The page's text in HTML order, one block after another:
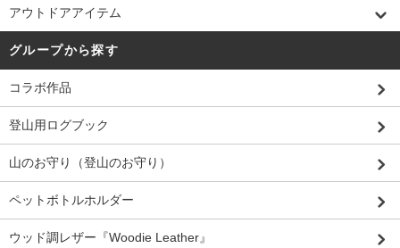
アウトドアアイテム
グループから探す
コラボ作品
登山用ログブック
山のお守り（登山のお守り）
ペットボトルホルダー
ウッド調レザー『Woodie Leather』